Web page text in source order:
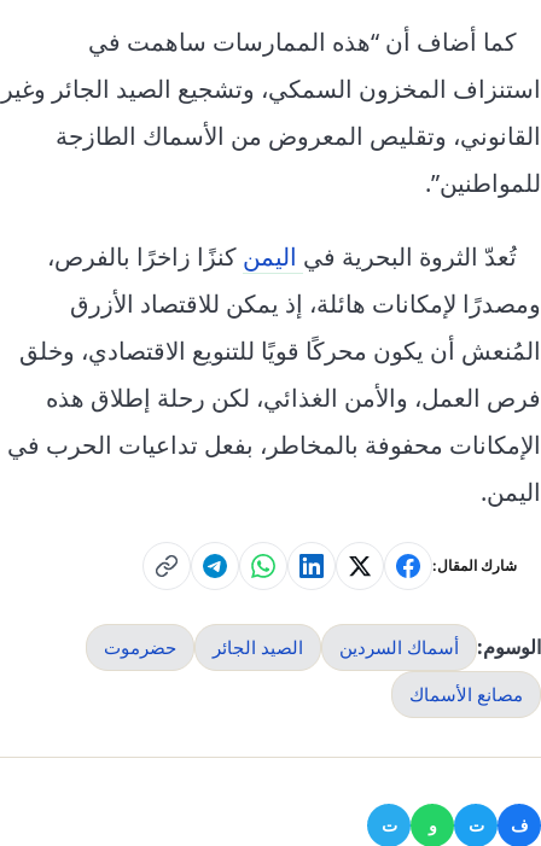
كما أضاف أن “هذه الممارسات ساهمت في
استنزاف المخزون السمكي، وتشجيع الصيد الجائر وغير
القانوني، وتقليص المعروض من الأسماك الطازجة
للمواطنين”.
تُعدّ الثروة البحرية في اليمن كنزًا زاخرًا بالفرص،
ومصدرًا لإمكانات هائلة، إذ يمكن للاقتصاد الأزرق
المُنعش أن يكون محركًا قويًا للتنويع الاقتصادي، وخلق
فرص العمل، والأمن الغذائي، لكن رحلة إطلاق هذه
الإمكانات محفوفة بالمخاطر، بفعل تداعيات الحرب في
اليمن.
شارك المقال:
الوسوم: أسماك السردين الصيد الجائر
حضرموت
مصانع الأسماك
ف ت و ت